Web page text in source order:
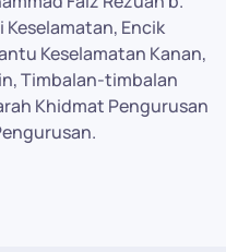
Keselamatan, Encik
Keselamatan Kanan,
Timbalan-timbalan
Khidmat Pengurusan